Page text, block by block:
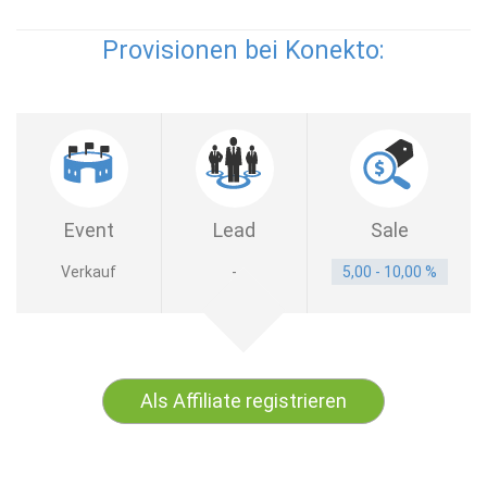
Provisionen bei Konekto:
Event Lead Sale
Verkauf - 5,00 - 10,00 %
Als Affiliate registrieren